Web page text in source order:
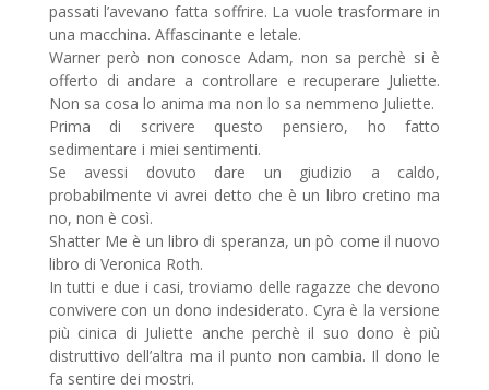
passati l’avevano fatta soffrire. La vuole trasformare in
una macchina. Affascinante e letale.
Warner però non conosce Adam, non sa perchè si è
offerto di andare a controllare e recuperare Juliette.
Non sa cosa lo anima ma non lo sa nemmeno Juliette.
Prima di scrivere questo pensiero, ho fatto
sedimentare i miei sentimenti.
Se avessi dovuto dare un giudizio a caldo,
probabilmente vi avrei detto che è un libro cretino ma
no, non è così.
Shatter Me è un libro di speranza, un pò come il nuovo
libro di Veronica Roth.
In tutti e due i casi, troviamo delle ragazze che devono
convivere con un dono indesiderato. Cyra è la versione
più cinica di Juliette anche perchè il suo dono è più
distruttivo dell’altra ma il punto non cambia. Il dono le
fa sentire dei mostri.